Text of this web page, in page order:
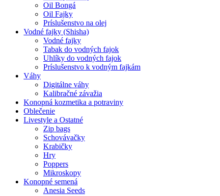
Oil Bongá
Oil Fajky
Príslušenstvo na olej
Vodné fajky (Shisha)
Vodné fajky
Tabak do vodných fajok
Uhlíky do vodných fajok
Príslušenstvo k vodným fajkám
Váhy
Digitálne váhy
Kalibračné závažia
Konopná kozmetika a potraviny
Oblečenie
Livestyle a Ostatné
Zip bags
Schovávačky
Krabičky
Hry
Poppers
Mikroskopy
Konopné semená
Anesia Seeds